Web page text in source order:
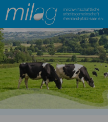
milchwirtschaftliche
arbeitsgemeinschaft
rheinland-pfalz-saar e.v.